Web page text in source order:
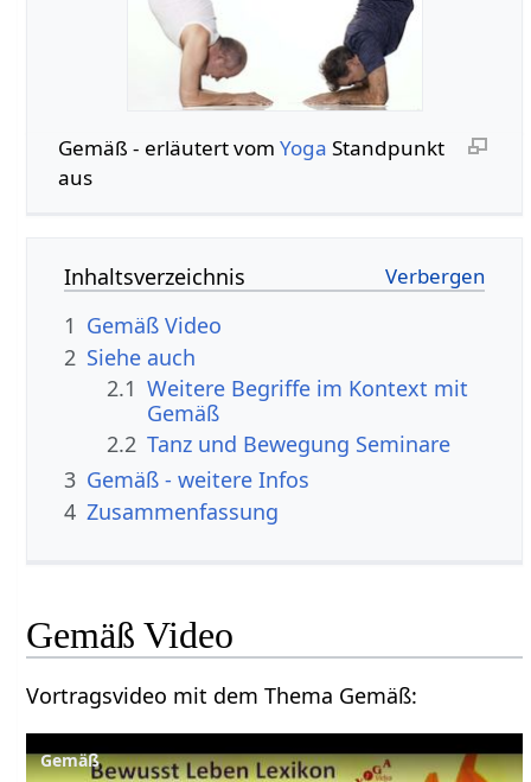
Gemäß‏‎ - erläutert vom Yoga Standpunkt
aus
Inhaltsverzeichnis
1
Gemäß‏‎ Video
2 Siehe auch
2.1 Weitere Begriffe im Kontext mit
2.2 Tanz und Bewegung Seminare
3
Gemäß‏‎ - weitere Infos
4 Zusammenfassung
Gemäß‏‎ Video
Vortragsvideo mit dem Thema Gemäß‏‎:
Gemäß